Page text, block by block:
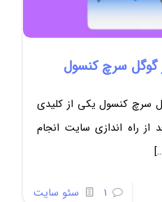
سرچ کنسول
سرچ کنسول یکی از کلیدی
از راه اندازی سایت انجام
1 سئو سایت